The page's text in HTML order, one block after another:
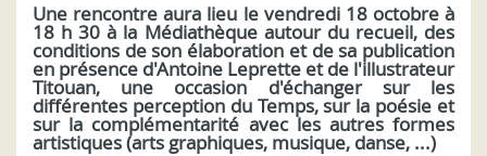
Une rencontre aura lieu le vendredi 18 octobre à
18 h 30 à la Médiathèque autour du recueil, des
conditions de son élaboration et de sa publication
en présence d'Antoine Leprette et de l'illustrateur
Titouan, une occasion d'échanger sur les
différentes perception du Temps, sur la poésie et
sur la complémentarité avec les autres formes
artistiques (arts graphiques, musique, danse, ...)